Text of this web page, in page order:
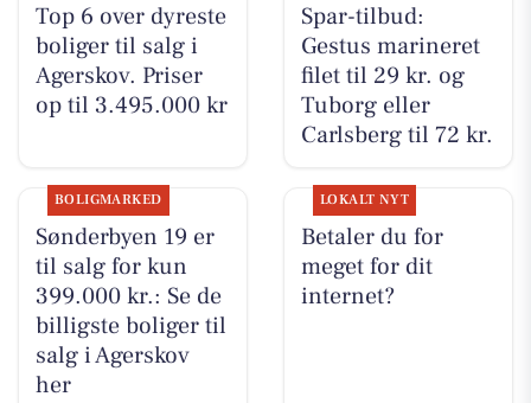
Top 6 over dyreste
boliger til salg i
Agerskov. Priser
op til 3.495.000 kr
Spar-tilbud:
Gestus marineret
filet til 29 kr. og
Tuborg eller
Carlsberg til 72 kr.
BOLIGMARKED
Sønderbyen 19 er
til salg for kun
399.000 kr.: Se de
billigste boliger til
salg i Agerskov
her
LOKALT NYT
Betaler du for
meget for dit
internet?